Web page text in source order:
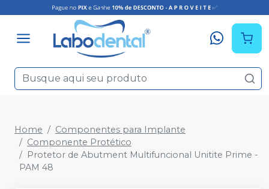
Home
Componentes para Implante
Componente Protético
Protetor de Abutment Multifuncional Unitite Prime -
PAM 48